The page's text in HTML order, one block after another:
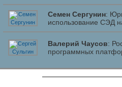
Семен Сергунин:
использование СЭД
Валерий Чаусов:
программных